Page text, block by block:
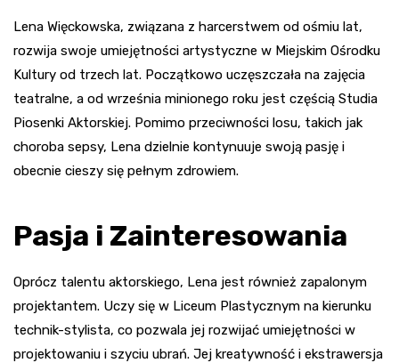
Lena Więckowska, związana z harcerstwem od ośmiu lat,
rozwija swoje umiejętności artystyczne w Miejskim Ośrodku
Kultury od trzech lat. Początkowo uczęszczała na zajęcia
teatralne, a od września minionego roku jest częścią Studia
Piosenki Aktorskiej. Pomimo przeciwności losu, takich jak
choroba sepsy, Lena dzielnie kontynuuje swoją pasję i
obecnie cieszy się pełnym zdrowiem.
Pasja i Zainteresowania
Oprócz talentu aktorskiego, Lena jest również zapalonym
projektantem. Uczy się w Liceum Plastycznym na kierunku
technik-stylista, co pozwala jej rozwijać umiejętności w
projektowaniu i szyciu ubrań. Jej kreatywność i ekstrawersja